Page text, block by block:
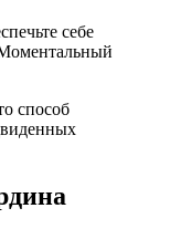
себе
способ